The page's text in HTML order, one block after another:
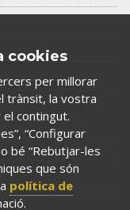
cookies
per millorar
trànsit, la vostra
contingut.
“Configurar
bé “Rebutjar-les
que són
política de